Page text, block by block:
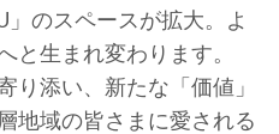
のスペースが拡大。よ
と生まれ変わります。
添い、新たな「価値」
地域の皆さまに愛される